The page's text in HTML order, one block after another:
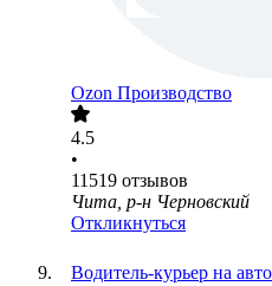
Ozon Производство
4.5
•
11519 отзывов
Чита, р-н Черновский
Откликнуться
Водитель-курьер на